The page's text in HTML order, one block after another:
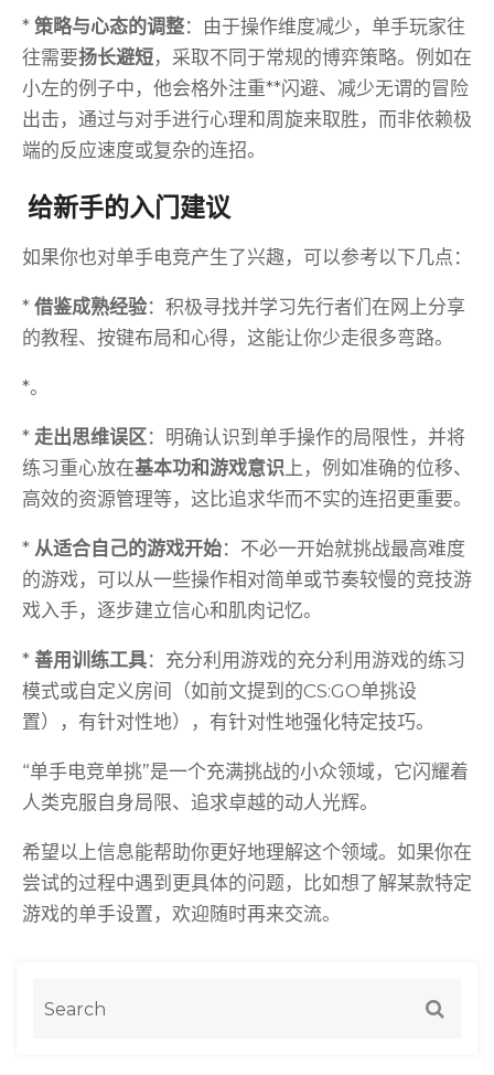
* 策略与心态的调整：由于操作维度减少，单手玩家往
往需要扬长避短，采取不同于常规的博弈策略。例如在
小左的例子中，他会格外注重**闪避、减少无谓的冒险
出击，通过与对手进行心理和周旋来取胜，而非依赖极
端的反应速度或复杂的连招。
️ 给新手的入门建议
如果你也对单手电竞产生了兴趣，可以参考以下几点：
* 借鉴成熟经验：积极寻找并学习先行者们在网上分享
的教程、按键布局和心得，这能让你少走很多弯路。
*。
* 走出思维误区：明确认识到单手操作的局限性，并将
练习重心放在基本功和游戏意识上，例如准确的位移、
高效的资源管理等，这比追求华而不实的连招更重要。
* 从适合自己的游戏开始：不必一开始就挑战最高难度
的游戏，可以从一些操作相对简单或节奏较慢的竞技游
戏入手，逐步建立信心和肌肉记忆。
* 善用训练工具：充分利用游戏的充分利用游戏的练习
模式或自定义房间（如前文提到的CS:GO单挑设
置），有针对性地），有针对性地强化特定技巧。
“单手电竞单挑”是一个充满挑战的小众领域，它闪耀着
人类克服自身局限、追求卓越的动人光辉。
希望以上信息能帮助你更好地理解这个领域。如果你在
尝试的过程中遇到更具体的问题，比如想了解某款特定
游戏的单手设置，欢迎随时再来交流。